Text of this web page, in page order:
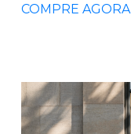
COMPRE AGORA